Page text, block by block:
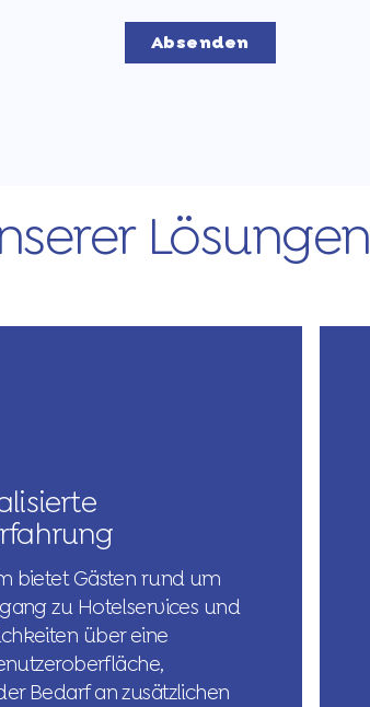
Lösungen
bietet Gästen rund um
zu Hotelservices und
über eine
Bedarf an zusätzlichen